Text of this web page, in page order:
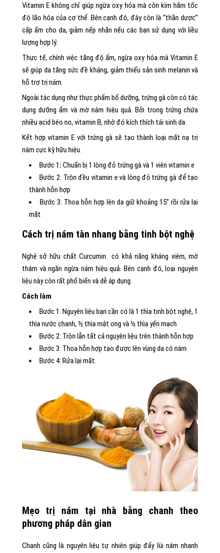
Vitamin E không chỉ giúp ngừa oxy hóa mà còn kìm hãm tốc
độ lão hóa của cơ thể. Bên cạnh đó, đây còn là “thần dược”
cấp ẩm cho da, giảm nếp nhăn nếu các bạn sử dụng với liều
lượng hợp lý.
Thực tế, chính việc tăng độ ẩm, ngừa oxy hóa mà Vitamin E
sẽ giúp da tăng sức đề kháng, giảm thiểu sản sinh melanin và
hỗ trợ trị nám.
Ngoài tác dụng như thực phẩm bổ dưỡng, trứng gà còn có tác
dụng dưỡng ẩm và mờ nám hiệu quả. Bởi trong trứng chứa
nhiều acid béo no, vitamin B, nhờ đó kích thích tái sinh da.
Kết hợp vitamin E với trứng gà sẽ tạo thành loại mặt nạ trị
nám cực kỳ hữu hiệu.
Bước 1 : Chuẩn bị 1 lòng đỏ trứng gà và 1 viên vitamin e
Bước 2: Trôn đều vitamin e và lòng đỏ trứng gà để tạo
thành hỗn hợp
Bước 3: Thoa hỗn hợp lên da giữ khoảng 15″ rồi rửa lại
mặt
Cách trị nám tàn nhang bằng tinh bột nghệ
Nghệ sở hữu chất Curcumin có khả năng kháng viêm, mờ
thâm và ngăn ngừa nám hiệu quả. Bên cạnh đó, loại nguyên
liệu này còn rất phổ biến và dễ áp dụng.
Cách làm
Bước 1: Nguyên liệu bạn cần có là 1 thìa tinh bột nghệ, 1
thìa nước chanh, ½ thìa mật ong và ½ thìa yến mạch
Bước 2: Trộn lẫn tất cả nguyên liệu trên thành hỗn hợp
Bước 3: Thoa hỗn hợp tạo được lên vùng da có nám
Bước 4: Rửa lại mặt.
Mẹo trị nám tại nhà bằng chanh theo
phương pháp dân gian
Chanh cũng là nguyên liệu tự nhiên giúp đẩy lùi nám nhanh